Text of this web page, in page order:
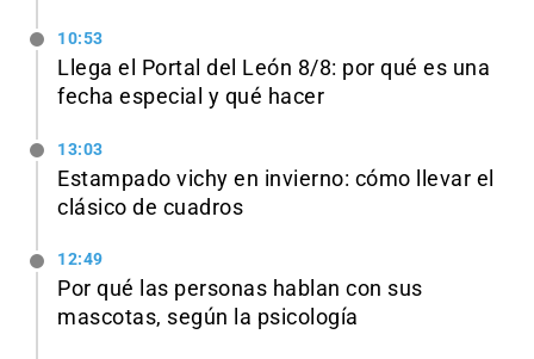
10:53
Llega el Portal del León 8/8: por qué es una
fecha especial y qué hacer
13:03
Estampado vichy en invierno: cómo llevar el
clásico de cuadros
12:49
Por qué las personas hablan con sus
mascotas, según la psicología